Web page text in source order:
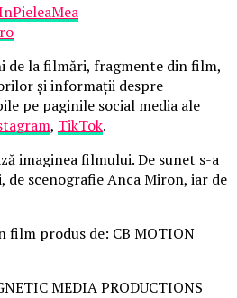
de la filmări, fragmente din film,
și informații despre
pe paginile social media ale
, TikTok.
imaginea filmului. De sunet s-a
de scenografie Anca Miron, iar de
film produs de: CB MOTION
MEDIA PRODUCTIONS